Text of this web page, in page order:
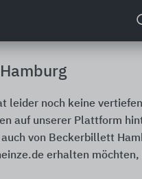
leider noch keine
auf unserer Plattform
von Beckerbillett
erhalten möchten,